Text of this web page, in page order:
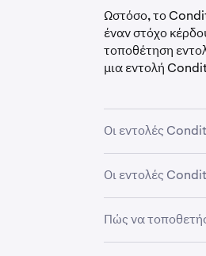
Ωστόσο, το
έναν στόχο
τοποθέτηση
μια εντολή
Οι εντολές
Δεν χρειάζεται
ανοιχτή θέση
κλεισίματος
θέσης spot on
Οι εντολές
Προσοχή: Εάν
on margin
Πώς να